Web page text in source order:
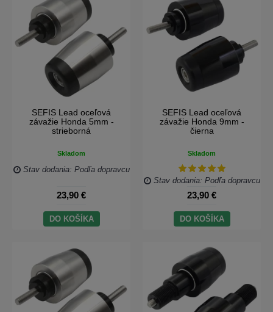
SEFIS Lead oceľová
závažie Honda 5mm -
strieborná
Skladom
Stav dodania: Podľa dopravcu
23,90 €
DO KOŠÍKA
SEFIS Lead oceľová
závažie Honda 9mm -
čierna
Skladom
Stav dodania: Podľa dopravcu
23,90 €
DO KOŠÍKA